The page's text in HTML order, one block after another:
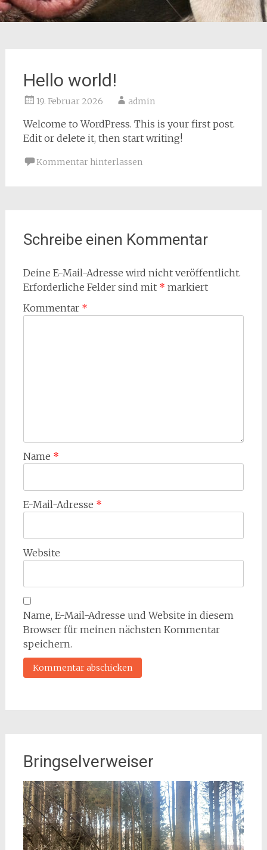
Hello world!
19. Februar 2026 admin
Welcome to WordPress. This is your first post.
Edit or delete it, then start writing!
Kommentar hinterlassen
Schreibe einen Kommentar
Deine E-Mail-Adresse wird nicht veröffentlicht.
Erforderliche Felder sind mit * markiert
Kommentar *
Name *
E-Mail-Adresse *
Website
Name, E-Mail-Adresse und Website in diesem
Browser für meinen nächsten Kommentar
speichern.
Bringselverweiser